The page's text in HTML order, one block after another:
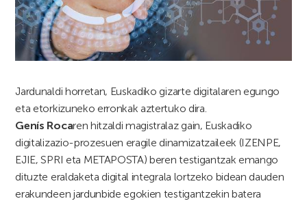
Jardunaldi horretan, Euskadiko gizarte digitalaren egungo
eta etorkizuneko erronkak aztertuko dira.
Genís Rocaren hitzaldi magistralaz gain, Euskadiko
digitalizazio-prozesuen eragile dinamizatzaileek (IZENPE,
EJIE, SPRI eta METAPOSTA) beren testigantzak emango
dituzte eraldaketa digital integrala lortzeko bidean dauden
erakundeen jardunbide egokien testigantzekin batera